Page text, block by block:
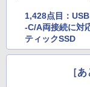
1,428点目：
-C/A両接続に対
ティックSSD
［